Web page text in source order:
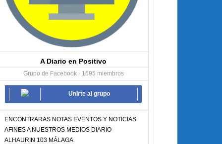
A Diario en Positivo
Grupo de Facebook · 1695 miembros
Unirte al grupo
ENCONTRARAS NOTAS EVENTOS Y NOTICIAS
AFINES A NUESTROS MEDIOS DIARIO
ALHAURIN 103 MÁLAGA